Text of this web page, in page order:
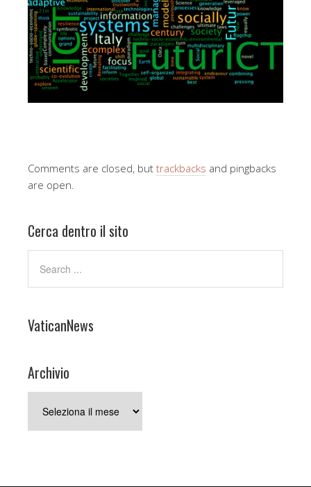
Comments are closed, but trackbacks and pingbacks
are open.
Cerca dentro il sito
VaticanNews
Archivio